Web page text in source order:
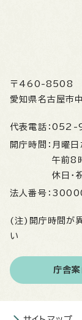
〒460-8508
愛知県名古屋市
代表電話： 052-
開庁時間： 月曜
午前8
休日・
法人番号：
(注)開庁時間が
い
庁舎案